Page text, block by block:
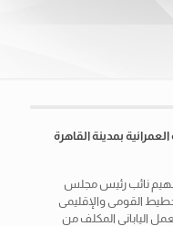
بمدينة القاهرة
نائب رئيس مجلس
القومى والإقليمى
اليابانى المكلف من